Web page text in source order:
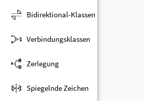
Bidirektional-Klassen
Verbindungsklassen
Zerlegung
Spiegelnde Zeichen